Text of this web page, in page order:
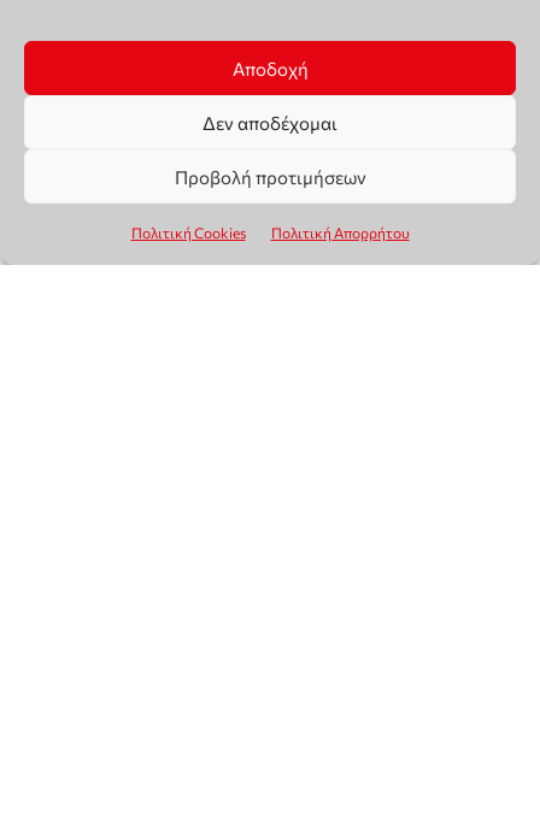
Αποδοχή
Δεν αποδέχομαι
Προβολή προτιμήσεων
Πολιτική Cookies Πολιτική Απορρήτου